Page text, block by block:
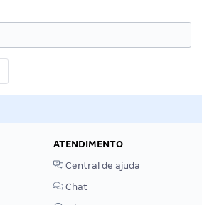
ATENDIMENTO
Central de ajuda
Chat